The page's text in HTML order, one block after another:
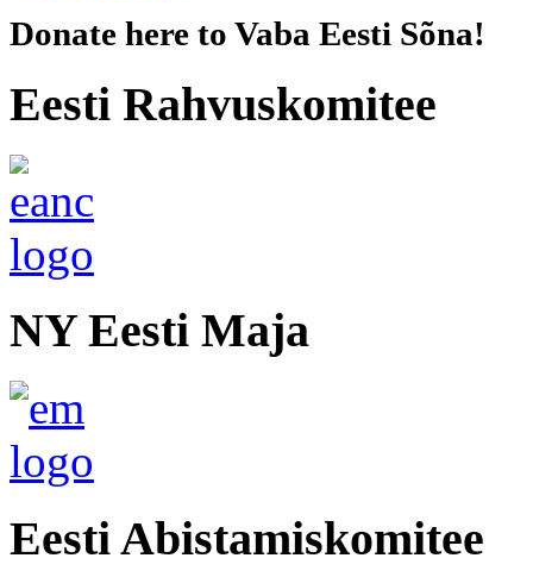
Donate here to Vaba Eesti Sõna!
Eesti Rahvuskomitee
NY Eesti Maja
Eesti Abistamiskomitee